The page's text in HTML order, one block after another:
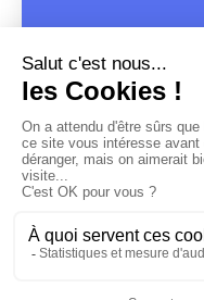
MENTIONS LÉGALES-